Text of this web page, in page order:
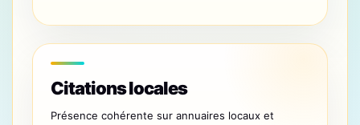
Citations locales
Présence cohérente sur annuaires locaux et